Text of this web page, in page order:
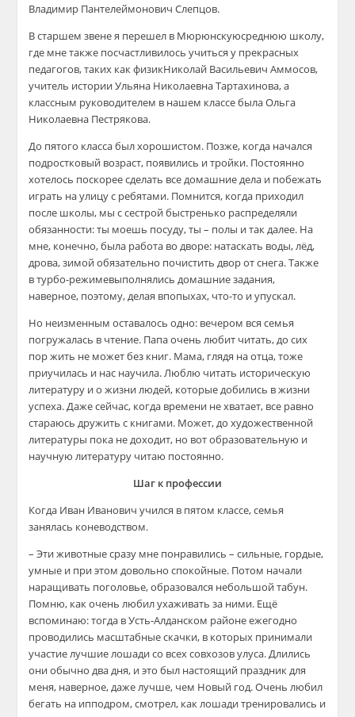
Владимир Пантелеймонович Слепцов.
В старшем звене я перешел в Мюрюнскуюсреднюю школу,
где мне также посчастливилось учиться у прекрасных
педагогов, таких какфизикНиколай ВасильевичАммосов,
учитель истории Ульяна НиколаевнаТартахинова, а
классным руководителем в нашем классе была Ольга
Николаевна Пестрякова.
До пятого класса был хорошистом. Позже, когда начался
подростковый возраст, появились и тройки. Постоянно
хотелось поскорее сделать все домашние дела и побежать
играть на улицу с ребятами. Помнится, когда приходил
после школы, мы с сестрой быстренько распределяли
обязанности: ты моешь посуду, ты – полы и так далее. На
мне, конечно, была работа во дворе: натаскать воды, лёд,
дрова, зимой обязательно почистить двор от снега. Также
втурбо-режимевыполнялись домашние задания,
наверное, поэтому, делая впопыхах, что-то и упускал.
Но неизменным оставалось одно: вечером вся семья
погружалась в чтение. Папа очень любит читать, до сих
пор жить не может без книг. Мама, глядя на отца, тоже
приучилась и нас научила. Люблю читать историческую
литературу и о жизни людей, которые добились в жизни
успеха. Даже сейчас, когда времени не хватает, все равно
стараюсь дружить с книгами. Может, до художественной
литературы пока не доходит, но вот образовательную и
научную литературу читаю постоянно.
Шаг к профессии
Когда Иван Иванович учился в пятом классе, семья
занялась коневодством.
– Эти животные сразу мне понравились – сильные, гордые,
умные и при этом довольно спокойные. Потом начали
наращивать поголовье, образовался небольшой табун.
Помню, как очень любил ухаживать за ними. Ещё
вспоминаю: тогда вУсть-Алданском районе ежегодно
проводились масштабные скачки, в которых принимали
участие лучшие лошади со всех совхозов улуса. Длились
они обычно два дня, и это был настоящий праздникдля
меня, наверное, даже лучше, чем Новый год. Очень любил
бегать на ипподром, смотрел, как лошади тренировались и